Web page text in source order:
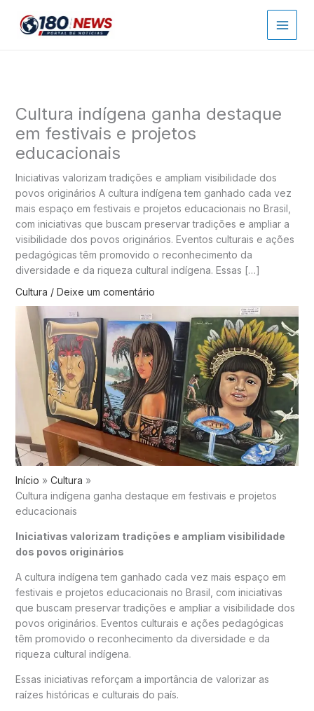
para
Cultura indígena ganha destaque
em festivais e projetos
educacionais
Iniciativas valorizam tradições e ampliam visibilidade dos
povos originários A cultura indígena tem ganhado cada vez
mais espaço em festivais e projetos educacionais no Brasil,
com iniciativas que buscam preservar tradições e ampliar a
visibilidade dos povos originários. Eventos culturais e ações
pedagógicas têm promovido o reconhecimento da
diversidade e da riqueza cultural indígena. Essas […]
Cultura / Deixe um comentário
Início
Cultura
Cultura indígena ganha destaque em festivais e projetos
educacionais
Iniciativas valorizam tradições e ampliam visibilidade
dos povos originários
A cultura indígena tem ganhado cada vez mais espaço em
festivais e projetos educacionais no Brasil, com iniciativas
que buscam preservar tradições e ampliar a visibilidade dos
povos originários. Eventos culturais e ações pedagógicas
têm promovido o reconhecimento da diversidade e da
riqueza cultural indígena.
Essas iniciativas reforçam a importância de valorizar as
raízes históricas e culturais do país.